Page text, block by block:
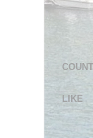
LIKE